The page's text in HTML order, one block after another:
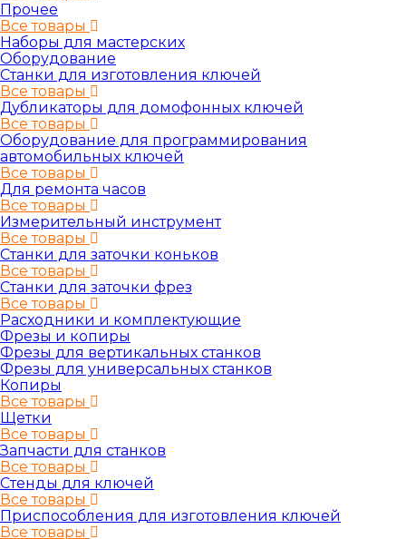
Прочее
Все товары
Наборы для мастерских
Оборудование
Станки для изготовления ключей
Все товары
Дубликаторы для домофонных ключей
Все товары
Оборудование для программирования
автомобильных ключей
Все товары
Для ремонта часов
Все товары
Измерительный инструмент
Все товары
Станки для заточки коньков
Все товары
Станки для заточки фрез
Все товары
Расходники и комплектующие
Фрезы и копиры
Фрезы для вертикальных станков
Фрезы для универсальных станков
Копиры
Все товары
Щетки
Все товары
Запчасти для станков
Все товары
Стенды для ключей
Все товары
Приспособления для изготовления ключей
Все товары